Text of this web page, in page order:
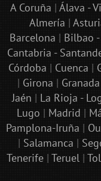
A Coruña | Álava -
Almería |
Barcelona | Bilbao
Cantabria -
Córdoba | Cuenca |
| Girona | Granada
Jaén | La Rioja -
Lugo | Madrid |
Pamplona-Iruña |
| Salamanca |
Tenerife| Teruel|